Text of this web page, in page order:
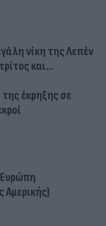
νίκη της Λεπέν
και...
της έκρηξης σε
Ευρώπη
Αμερικής)